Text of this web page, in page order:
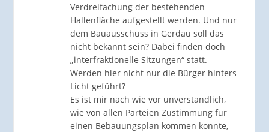
Verdreifachung der bestehenden
Hallenfläche aufgestellt werden. Und nur
dem Bauausschuss in Gerdau soll das
nicht bekannt sein? Dabei finden doch
„interfraktionelle Sitzungen“ statt.
Werden hier nicht nur die Bürger hinters
Licht geführt?
Es ist mir nach wie vor unverständlich,
wie von allen Parteien Zustimmung für
einen Bebauungsplan kommen konnte,